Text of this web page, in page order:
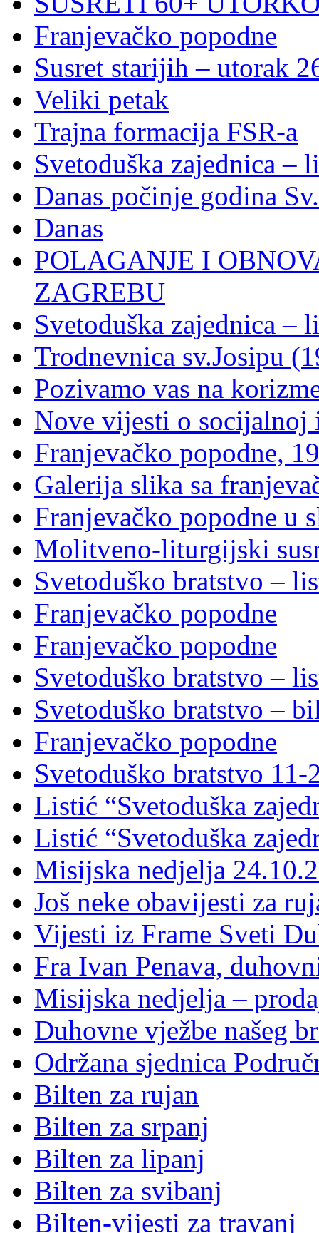
Franjevačko popodne
Susret starijih – utorak
Veliki petak
Trajna formacija FSR-a
Svetoduška zajednica –
Danas počinje godina
Danas
POLAGANJE I
ZAGREBU
Svetoduška zajednica –
Trodnevnica sv.Josipu
Pozivamo vas na
Nove vijesti o
Franjevačko popodne,
Galerija slika sa
Franjevačko popodne u
Molitveno-liturgijski
Svetoduško bratstvo –
Franjevačko popodne
Franjevačko popodne
Svetoduško bratstvo –
Svetoduško bratstvo –
Franjevačko popodne
Svetoduško bratstvo 11-
Listić “Svetoduška
Listić “Svetoduška
Misijska nedjelja
Još neke obavijesti za
Vijesti iz Frame Sveti
Fra Ivan Penava,
Misijska nedjelja –
Duhovne vježbe našeg
Održana sjednica
Bilten za rujan
Bilten za srpanj
Bilten za lipanj
Bilten za svibanj
Bilten-vijesti za travanj